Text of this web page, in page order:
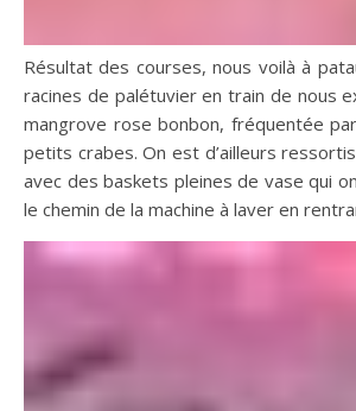
Résultat des courses, nous voilà à
racines de palétuvier en train de nous
mangrove rose bonbon, fréquentée
petits crabes. On est d’ailleurs
avec des baskets pleines de vase qui
le chemin de la machine à laver en